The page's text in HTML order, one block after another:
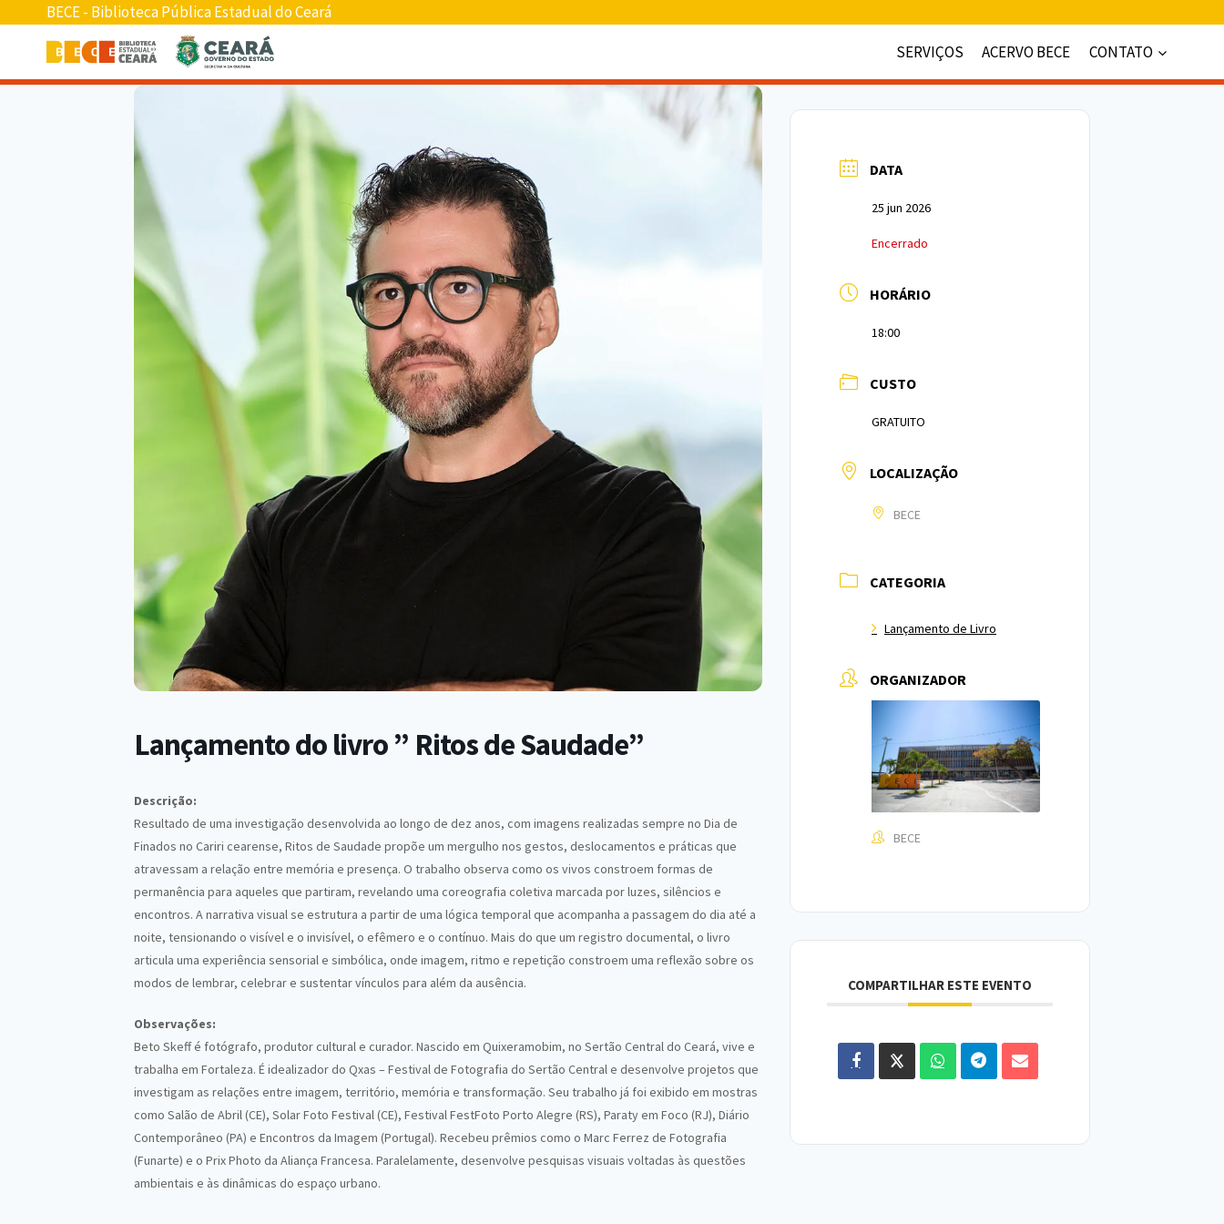
BECE - Biblioteca Pública Estadual do Ceará
SERVIÇOS
ACERVO BECE CONTATO
Lançamento do livro ” Ritos de Saudade”
Descrição:
Resultado de uma investigação desenvolvida ao longo de dez anos, com imagens realizadas sempre no Dia de
Finados no Cariri cearense, Ritos de Saudade propõe um mergulho nos gestos, deslocamentos e práticas que
atravessam a relação entre memória e presença. O trabalho observa como os vivos constroem formas de
permanência para aqueles que partiram, revelando uma coreografia coletiva marcada por luzes, silêncios e
encontros. A narrativa visual se estrutura a partir de uma lógica temporal que acompanha a passagem do dia até a
noite, tensionando o visível e o invisível, o efêmero e o contínuo. Mais do que um registro documental, o livro
articula uma experiência sensorial e simbólica, onde imagem, ritmo e repetição constroem uma reflexão sobre os
modos de lembrar, celebrar e sustentar vínculos para além da ausência.
Observações:
Beto Skeff é fotógrafo, produtor cultural e curador. Nascido em Quixeramobim, no Sertão Central do Ceará, vive e
trabalha em Fortaleza. É idealizador do Qxas – Festival de Fotografia do Sertão Central e desenvolve projetos que
investigam as relações entre imagem, território, memória e transformação. Seu trabalho já foi exibido em mostras
como Salão de Abril (CE), Solar Foto Festival (CE), Festival FestFoto Porto Alegre (RS), Paraty em Foco (RJ), Diário
Contemporâneo (PA) e Encontros da Imagem (Portugal). Recebeu prêmios como o Marc Ferrez de Fotografia
(Funarte) e o Prix Photo da Aliança Francesa. Paralelamente, desenvolve pesquisas visuais voltadas às questões
ambientais e às dinâmicas do espaço urbano.
DATA
25 jun 2026
Encerrado
HORÁRIO
18:00
CUSTO
GRATUITO
LOCALIZAÇÃO
BECE
CATEGORIA
Lançamento de Livro
ORGANIZADOR
BECE
COMPARTILHAR ESTE EVENTO